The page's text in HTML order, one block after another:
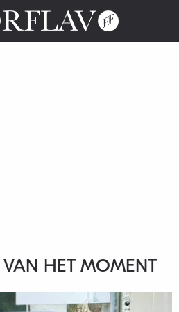
VAN HET MOMENT